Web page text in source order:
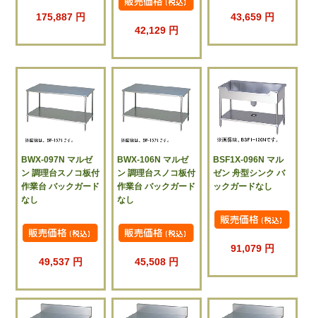
175,887 円
42,129 円
43,659 円
BWX-097N マルゼ
ン 調理台スノコ板付
作業台 バックガード
なし
49,537 円
BWX-106N マルゼ
ン 調理台スノコ板付
作業台 バックガード
なし
45,508 円
BSF1X-096N マル
ゼン 舟型シンク バ
ックガードなし
91,079 円